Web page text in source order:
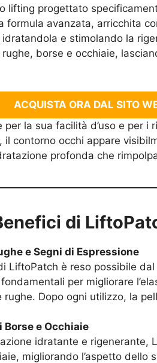
lifting progettato
formula avanzata, arricchita
e stimolando la
borse e occhiaie,
ACQUISTA ORA DAL SITO
la sua facilità d’uso e per i
il contorno occhi appare
profonda che
di
e Segni di Espressione
LiftoPatch è reso possibile dal
per migliorare
Dopo ogni utilizzo, la
Borse e Occhiaie
idratante e rigenerante,
migliorando l’aspetto dello